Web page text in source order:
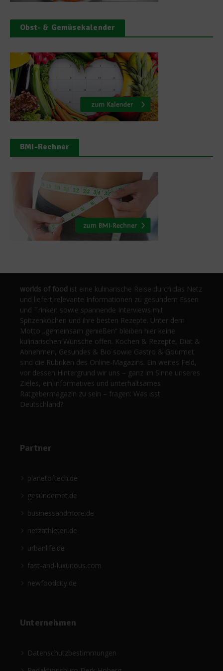
Obst- & Gemüsekalender
BMI-Rechner
worlds of food ist eine kulinarische Reise durch das Netz
und liefert relevante Informationen zu gesundem Essen
und Trinken sowie spannende Interviews mit
Spitzenköchen und ihre besten Rezepte. Unter dem
Motto „gemeinsam genießen“ bleiben hier keine
kulinarischen Wünsche offen. Kochen & Rezepte, Diät &
Abnehmen, Gesundes & Bio sowie Gastro & Gourmet
sind die Rubriken des Online-Magazins. Ein weites Feld,
vor dessen Hintergrund wir uns – ganz im Sinne unseres
Zieles, ein informatives und unterhaltsames
Ratgebermagazin zu sein – fragen: Was isst
Deutschland?
Partner
planetoftech.de
gesündernet.de
businessandmore.de
netzathleten.de
urbanlife.de
fast-and-luxurious.com
newfoodcity.de
Unternehmen
Datenschutzbestimmungen